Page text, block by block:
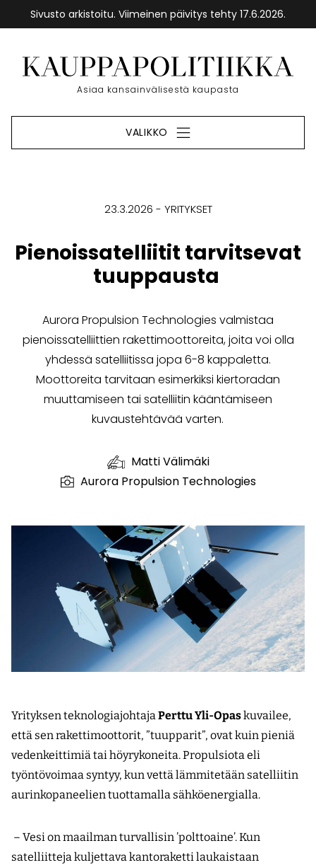
Sivusto arkistoitu. Viimeinen päivitys tehty 17.6.2026.
sisältöön
Etusivu
Asiaa kansainvälisestä kaupasta
VALIKKO
23.3.2026 YRITYKSET
Pienoissatelliitit tarvitsevat
tuuppausta
Aurora Propulsion Technologies valmistaa
pienoissatelliittien rakettimoottoreita, joita voi olla
yhdessä satelliitissa jopa 6-8 kappaletta.
Moottoreita tarvitaan esimerkiksi kiertoradan
muuttamiseen tai satelliitin kääntämiseen
kuvaustehtävää varten.
Matti Välimäki
Aurora Propulsion Technologies
Yrityksen teknologiajohtajaPerttu Yli-Opaskuvailee,
että sen rakettimoottorit, ”tuupparit”, ovat kuin pieniä
vedenkeittimiä tai höyrykoneita. Propulsiota eli
työntövoimaa syntyy, kun vettä lämmitetään satelliitin
aurinkopaneelien tuottamalla sähköenergialla.
– Vesi on maailman turvallisin ’polttoaine’. Kun
satelliitteja kuljettava kantoraketti laukaistaan